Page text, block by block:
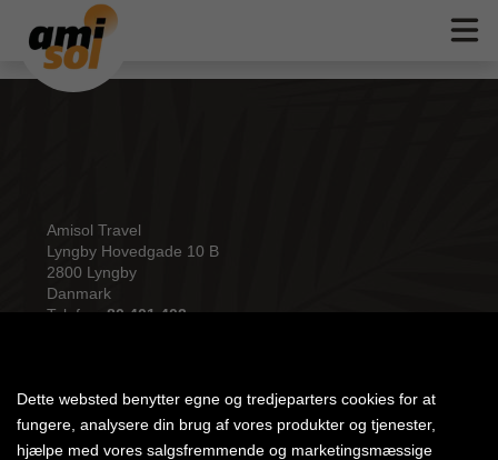
Amisol Travel
Lyngby Hovedgade 10 B
2800 Lyngby
Danmark
Telefon: 80 401 402
Om Amisol Travel
Dette websted benytter egne og tredjeparters cookies for at
fungere, analysere din brug af vores produkter og tjenester,
hjælpe med vores salgsfremmende og marketingsmæssige